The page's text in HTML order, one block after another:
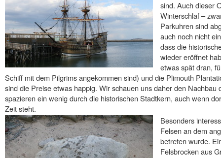
sind. Auch dieser
Winterschlaf –
Parkuhren sind
auch noch nicht
dass die
wieder eröffnet
etwas spät dran,
Schiff mit dem Pilgrims angekommen sind) und die Plimouth
sind die Preise etwas happig. Wir schauen uns daher den
spazieren ein wenig durch die historischen Stadtkern, auch wenn
Zeit steht.
Besonders
Felsen an dem
betreten wurde.
Felsbrocken aus